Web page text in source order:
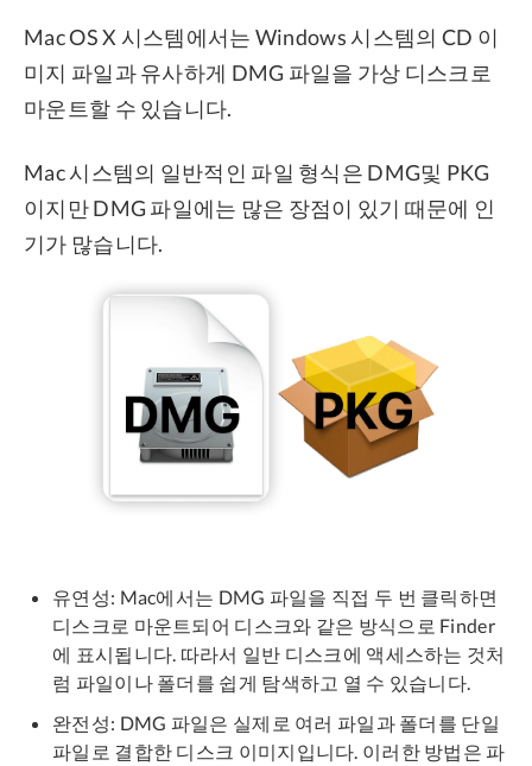
Mac OS X 시스템에서는 Windows 시스템의 CD 이
미지 파일과 유사하게 DMG 파일을 가상 디스크로
마운트할 수 있습니다.
Mac 시스템의 일반적인 파일 형식은 DMG및 PKG
이지만 DMG 파일에는 많은 장점이 있기 때문에 인
기가 많습니다.
유연성: Mac에서는 DMG 파일을 직접 두 번 클릭하면
디스크로 마운트되어 디스크와 같은 방식으로 Finder
에 표시됩니다. 따라서 일반 디스크에 액세스하는 것처
럼 파일이나 폴더를 쉽게 탐색하고 열 수 있습니다.
완전성: DMG 파일은 실제로 여러 파일과 폴더를 단일
파일로 결합한 디스크 이미지입니다. 이러한 방법은 파